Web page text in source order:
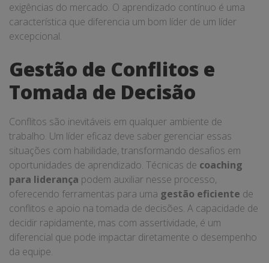
exigências do mercado. O aprendizado contínuo é uma
característica que diferencia um bom líder de um líder
excepcional.
Gestão de Conflitos e
Tomada de Decisão
Conflitos são inevitáveis em qualquer ambiente de
trabalho. Um líder eficaz deve saber gerenciar essas
situações com habilidade, transformando desafios em
oportunidades de aprendizado. Técnicas de coaching
para liderança podem auxiliar nesse processo,
oferecendo ferramentas para uma gestão eficiente de
conflitos e apoio na tomada de decisões. A capacidade de
decidir rapidamente, mas com assertividade, é um
diferencial que pode impactar diretamente o desempenho
da equipe.